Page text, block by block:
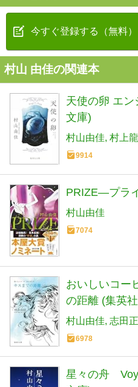
今すぐ登録する（無料）
村山 由佳の関連本
天使の卵 エ
文庫)
村山由佳 村上龍
9914
PRIZE―プラ
村山由佳
7074
おいしいコー
の距離 (集英
村山由佳 志田
6978
星々の舟